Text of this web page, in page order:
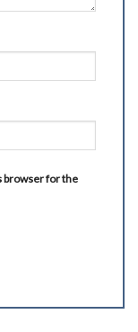
browser for the